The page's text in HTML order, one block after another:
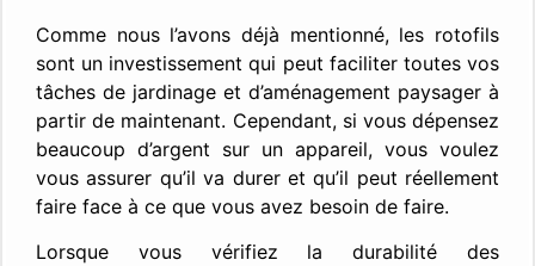
Comme nous l’avons déjà mentionné, les rotofils
sont un investissement qui peut faciliter toutes vos
tâches de jardinage et d’aménagement paysager à
partir de maintenant. Cependant, si vous dépensez
beaucoup d’argent sur un appareil, vous voulez
vous assurer qu’il va durer et qu’il peut réellement
faire face à ce que vous avez besoin de faire.
Lorsque vous vérifiez la durabilité des